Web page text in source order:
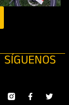
SÍGUENOS